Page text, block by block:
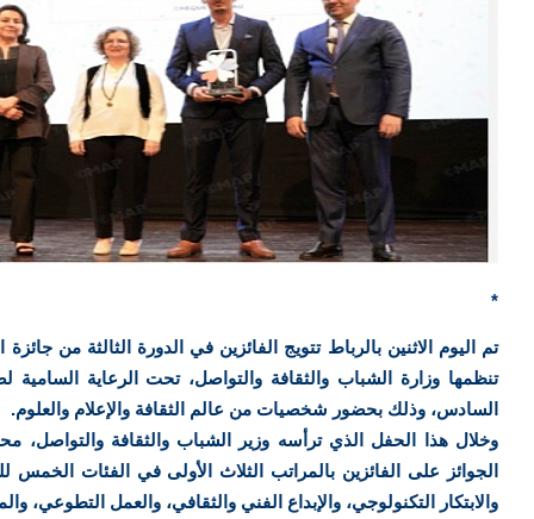
*
تنظمها وزارة الشباب والثقافة والتواصل، تحت الرعاية
السادس، وذلك بحضور شخصيات من عالم الثقافة والإعلام والعلوم.
وخلال هذا الحفل الذي ترأسه وزير الشباب والثقافة والتواصل،
الجوائز على الفائزين بالمراتب الثلاث الأولى في الفئات الخمس
والابتكار التكنولوجي، والإبداع الفني والثقافي، والعمل التطوعي،